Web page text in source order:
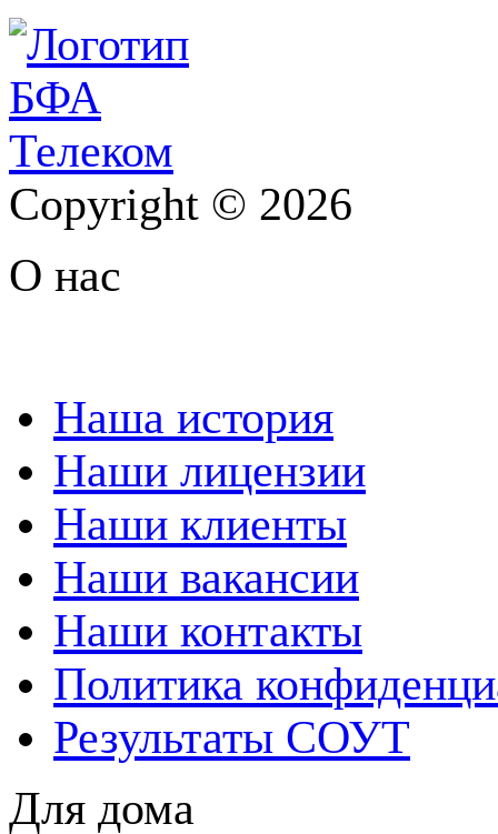
Copyright © 2026
О нас
Наша история
Наши лицензии
Наши клиенты
Наши вакансии
Наши контакты
Политика
Результаты СОУТ
Для дома